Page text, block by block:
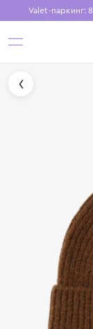
Valet-паркинг:
Установите